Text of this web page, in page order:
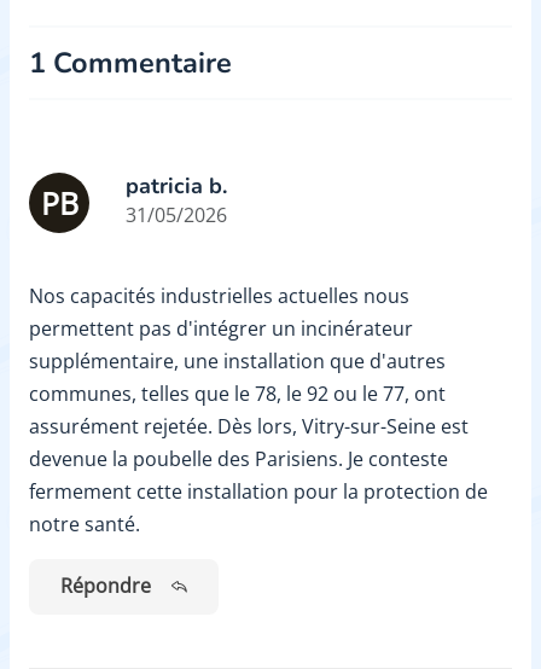
1 Commentaire
PB patricia b.
31/05/2026
Nos capacités industrielles actuelles nous
permettent pas d'intégrer un incinérateur
supplémentaire, une installation que d'autres
communes, telles que le 78, le 92 ou le 77, ont
assurément rejetée. Dès lors, Vitry-sur-Seine est
devenue la poubelle des Parisiens. Je conteste
fermement cette installation pour la protection de
notre santé.
Répondre